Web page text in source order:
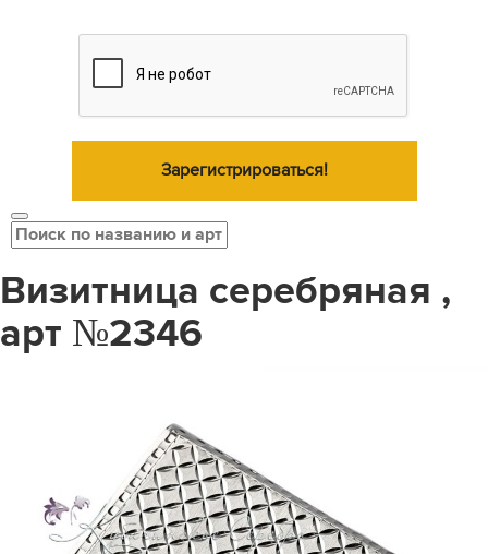
Зарегистрироваться!
Визитница серебряная ,
арт №2346